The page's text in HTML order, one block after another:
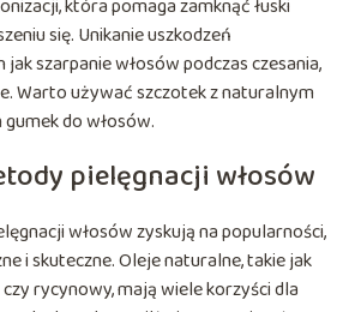
która pomaga zamknąć łuski
się. Unikanie uszkodzeń
jak szarpanie włosów podczas czesania,
Warto używać szczotek z naturalnym
do włosów.
pielęgnacji włosów
włosów zyskują na popularności,
i skuteczne. Oleje naturalne, takie jak
rycynowy, mają wiele korzyści dla